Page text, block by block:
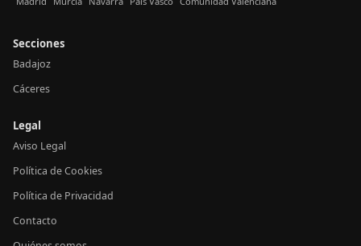
Secciones
Badajoz
Cáceres
Legal
Aviso Legal
Política de Cookies
Política de Privacidad
Contacto